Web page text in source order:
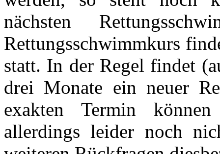
nächsten
Rettungsschwimmkurs
statt. In der Regel findet
drei Monate ein neuer
exakten Termin
allerdings leider noch